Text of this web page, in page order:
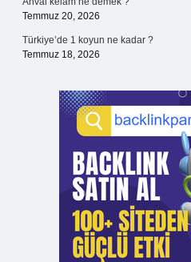
Temmuz 20, 2026
Türkiye’de 1 koyun ne kadar ?
Temmuz 18, 2026